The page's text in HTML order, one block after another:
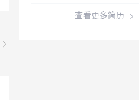
查看更多简历